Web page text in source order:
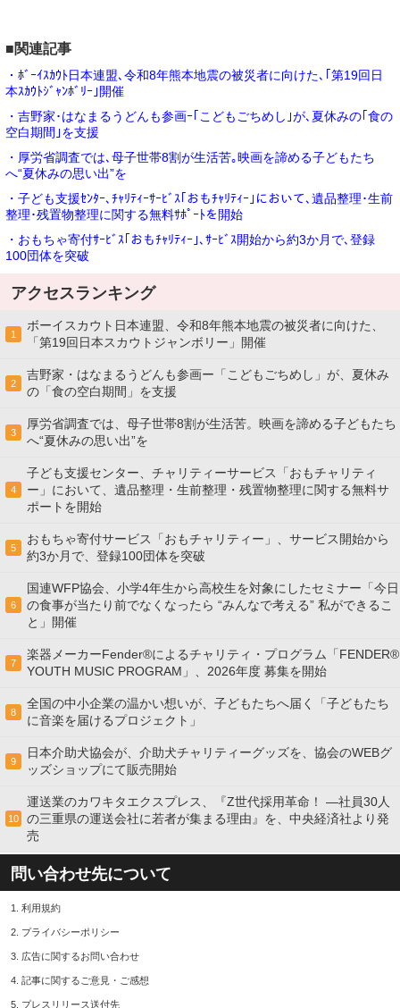
■関連記事
・ﾎﾞｰｲｽｶｳﾄ日本連盟､令和8年熊本地震の被災者に向けた､｢第19回日
本ｽｶｳﾄｼﾞｬﾝﾎﾞﾘｰ｣開催
・吉野家･はなまるうどんも参画ｰ｢こどもごちめし｣が､夏休みの｢食の
空白期間｣を支援
・厚労省調査では､母子世帯8割が生活苦｡映画を諦める子どもたち
へ“夏休みの思い出”を
・子ども支援ｾﾝﾀｰ､ﾁｬﾘﾃｨｰｻｰﾋﾞｽ｢おもﾁｬﾘﾃｨｰ｣において､遺品整理･生前
整理･残置物整理に関する無料ｻﾎﾟｰﾄを開始
・おもちゃ寄付ｻｰﾋﾞｽ｢おもﾁｬﾘﾃｨｰ｣､ｻｰﾋﾞｽ開始から約3か月で､登録
100団体を突破
アクセスランキング
1
ボーイスカウト日本連盟、令和8年熊本地震の被災者に向けた、
「第19回日本スカウトジャンボリー」開催
2
吉野家・はなまるうどんも参画ー「こどもごちめし」が、夏休み
の「食の空白期間」を支援
3
厚労省調査では、母子世帯8割が生活苦。映画を諦める子どもたち
へ“夏休みの思い出”を
4
子ども支援センター、チャリティーサービス「おもチャリティ
ー」において、遺品整理・生前整理・残置物整理に関する無料サ
ポートを開始
5
おもちゃ寄付サービス「おもチャリティー」、サービス開始から
約3か月で、登録100団体を突破
6
国連WFP協会、小学4年生から高校生を対象にしたセミナー「今日
の食事が当たり前でなくなったら “みんなで考える” 私ができるこ
と」開催
7
楽器メーカーFender®によるチャリティ・プログラム「FENDER®︎
YOUTH MUSIC PROGRAM」、2026年度 募集を開始
8
全国の中小企業の温かい想いが、子どもたちへ届く「子どもたち
に音楽を届けるプロジェクト」
9
日本介助犬協会が、介助犬チャリティーグッズを、協会のWEBグ
ッズショップにて販売開始
10
運送業のカワキタエクスプレス、『Z世代採用革命！ ―社員30人
の三重県の運送会社に若者が集まる理由』を、中央経済社より発
売
問い合わせ先について
1. 利用規約
2. プライバシーポリシー
3. 広告に関するお問い合わせ
4. 記事に関するご意見・ご感想
5. プレスリリース送付先